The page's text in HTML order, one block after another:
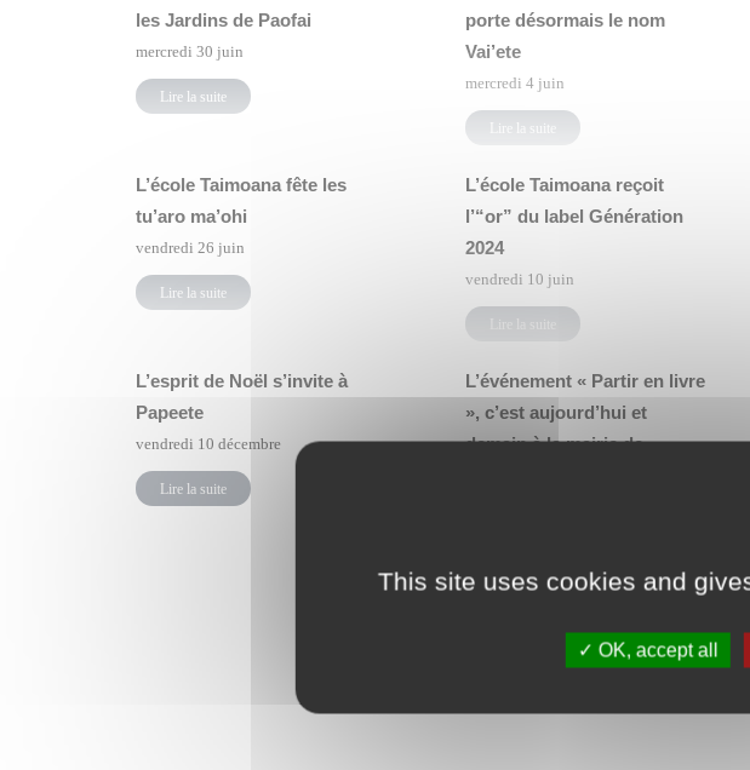
les Jardins de Paofai
mercredi 30 juin
Lire la suite
porte désormais le nom
Vai’ete
mercredi 4 juin
Lire la suite
L’école Taimoana fête les
tu’aro ma’ohi
vendredi 26 juin
Lire la suite
L’école Taimoana reçoit
l’“or” du label Génération
2024
vendredi 10 juin
L’esprit de Noël s’invite à
Papeete
vendredi 10 décembre
Lire la suite
L’événement « Partir en livre
», c’est aujourd’hui et
demain à la mairie de
This site uses cookies and
OK, accept all